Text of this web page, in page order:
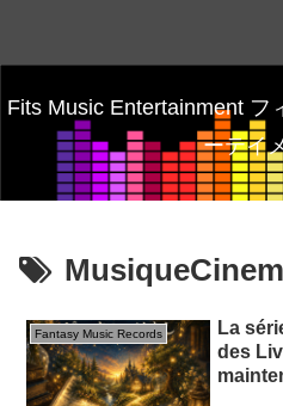
Fits Music Entertainment フ
ーテイ
Fantasy Music Records
La
des